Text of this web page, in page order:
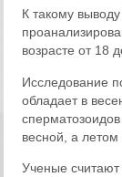
К такому
возрасте от 18
Исследование
обладает в
весной, а
Ученые считают